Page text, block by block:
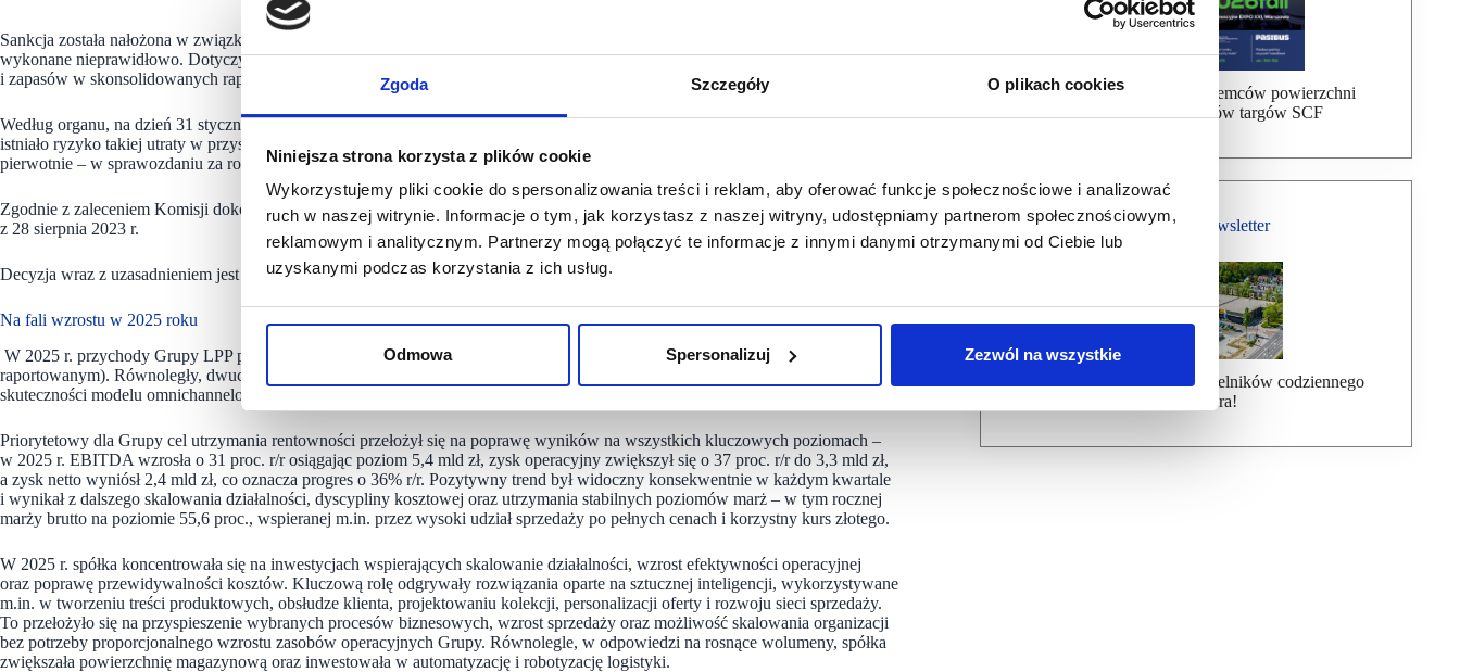
Zgoda Szczegóły O plikach cookies
Niniejsza strona korzysta z plików cookie
Wykorzystujemy pliki cookie do spersonalizowania treści i reklam, aby oferować funkcje społecznościowe i analizować
ruch w naszej witrynie. Informacje o tym, jak korzystasz z naszej witryny, udostępniamy partnerom społecznościowym,
reklamowym i analitycznym. Partnerzy mogą połączyć te informacje z innymi danymi otrzymanymi od Ciebie lub
uzyskanymi podczas korzystania z ich usług.
Odmowa Spersonalizuj Zezwól na wszystkie
Sankcja została nałożona w związku z uznaniem przez organ, że obowiązki informacyjne dotyczące raportów okresowych zostały
wykonane nieprawidłowo. Dotyczy to w szczególności sposobu ujęcia odpisów aktualizujących z tytułu utraty wartości aktywów
i zapasów w skonsolidowanych raportach rocznych za lata obrotowe 2021/2022 oraz 2022/2023.
Według organu, na dzień 31 stycznia 2022 r. nie doszło do utraty wartości aktywów znajdujących się w Ukrainie i Rosji, a jedynie
istniało ryzyko takiej utraty w przyszłości. W związku z tym odpisy powinny zostać ujęte w raporcie za rok 2022/2023, a nie – jak
pierwotnie – w sprawozdaniu za rok 2021/2022.
Zgodnie z zaleceniem Komisji dokonano korekty dokumentów sprawozdawczych poprzez publikację raportu bieżącego nr 22/2023
z 28 sierpnia 2023 r.
Decyzja wraz z uzasadnieniem jest obecnie analizowana. Rozważane jest skorzystanie z przysługujących środków odwoławczych.
Na fali wzrostu w 2025 roku
W 2025 r. przychody Grupy LPP przekroczyły 23 mld zł (tj. 21 proc. wzrost r/r w walutach stałych i 19 proc. w ujęciu
raportowanym). Równoległy, dwucyfrowy wzrost sprzedaży w kanale online (19 proc. r/r) i offline (22 proc. r/r) dowodzi
skuteczności modelu omnichannelowego Grupy.
Priorytetowy dla Grupy cel utrzymania rentowności przełożył się na poprawę wyników na wszystkich kluczowych poziomach –
w 2025 r. EBITDA wzrosła o 31 proc. r/r osiągając poziom 5,4 mld zł, zysk operacyjny zwiększył się o 37 proc. r/r do 3,3 mld zł,
a zysk netto wyniósł 2,4 mld zł, co oznacza progres o 36% r/r. Pozytywny trend był widoczny konsekwentnie w każdym kwartale
i wynikał z dalszego skalowania działalności, dyscypliny kosztowej oraz utrzymania stabilnych poziomów marż – w tym rocznej
marży brutto na poziomie 55,6 proc., wspieranej m.in. przez wysoki udział sprzedaży po pełnych cenach i korzystny kurs złotego.
W 2025 r. spółka koncentrowała się na inwestycjach wspierających skalowanie działalności, wzrost efektywności operacyjnej
oraz poprawę przewidywalności kosztów. Kluczową rolę odgrywały rozwiązania oparte na sztucznej inteligencji, wykorzystywane
m.in. w tworzeniu treści produktowych, obsłudze klienta, projektowaniu kolekcji, personalizacji oferty i rozwoju sieci sprzedaży.
To przełożyło się na przyspieszenie wybranych procesów biznesowych, wzrost sprzedaży oraz możliwość skalowania organizacji
bez potrzeby proporcjonalnego wzrostu zasobów operacyjnych Grupy. Równolegle, w odpowiedzi na rosnące wolumeny, spółka
zwiększała powierzchnię magazynową oraz inwestowała w automatyzację i robotyzację logistyki.
Bezpłatna wysyłka dla najemców powierzchni
handlowej, uczestników targów SCF
Bezpłatny Newsletter
Dołącz do ponad 7000 czytelników codziennego
newslettera!